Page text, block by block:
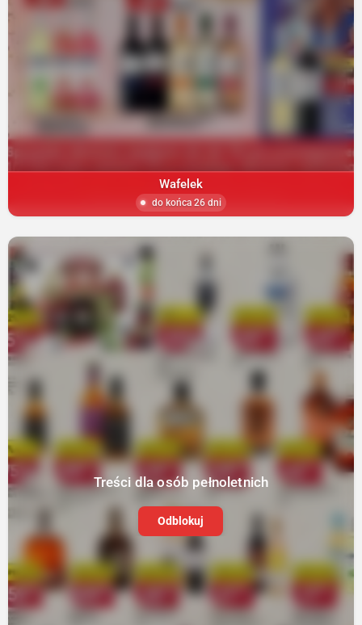
Wafelek
do końca 26 dni
Treści dla osób pełnoletnich
Odblokuj